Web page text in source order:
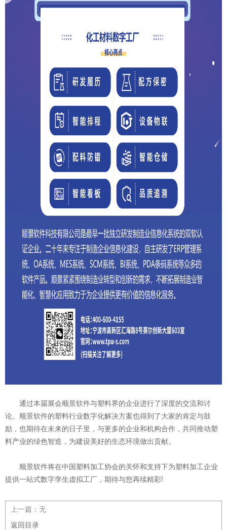
通过本届展会顺景软件与塑料界的企业进行了深度的交流和讨
论。顺景软件的塑料行业数字化解决方案也得到了大家的肯定与鼓
励，也期待在未来的日子里，与更多的企业和机构合作，共同推动塑
料产业的绿色智造，为建设美好的生态环境做出贡献。
顺景软件将在中国塑料加工协会的关怀和支持下为塑料加工企业
提供一站式数字孪生虚拟工厂，期待与您再续精彩!
上一篇： 无
返回目录